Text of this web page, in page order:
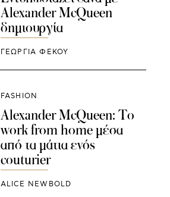
Alexander McQueen
δημιουργία
ΓΕΩΡΓΙΑ ΦΕΚΟΥ
FASHION
Alexander McQueen: To
work from home μέσα
από τα μάτια ενός
couturier
ALICE NEWBOLD